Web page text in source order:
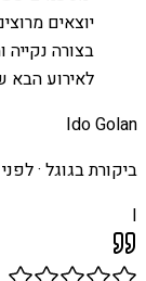
יוצאים
בצורה
לאירוע הבא
Ido Golan
ביקורת בגוגל ·לפני 3 שנים
I